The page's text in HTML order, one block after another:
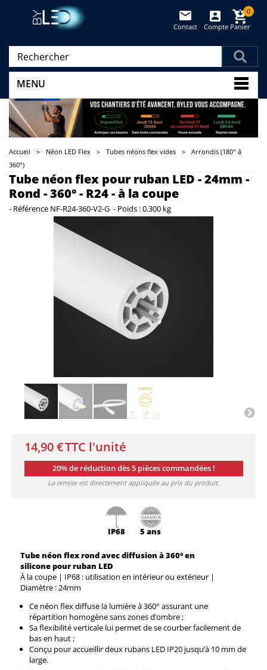
Panier
0
Compte
Contact
MENU
Accueil > Néon LED Flex > Tubes néons flex vides >
Arrondis (180° à
360°)
Tube néon flex pour ruban LED - 24mm -
Rond - 360° - R24 - à la coupe
- Référence NF-R24-360-V2-G - Poids :0.300 kg
14,90 €TTC l'unité
20% de réduction dès 5 pièces commandées !
La remise est directement appliquée au prix du produit.
IP68 5 ans
Tube néon flexrondavec diffusion à360°en
siliconepour ruban LED
À la coupe | IP68 : utilisation en intérieur ou extérieur |
Diamètre : 24mm
Ce néon flex diffuse la lumière à 360° assurant une
répartition homogène sans zones d’ombre ;
Sa flexibilité verticale lui permet de se courber facilement de
bas en haut ;
Conçu pour accueillir deux rubans LED IP20 jusqu’à 10 mm de
large.